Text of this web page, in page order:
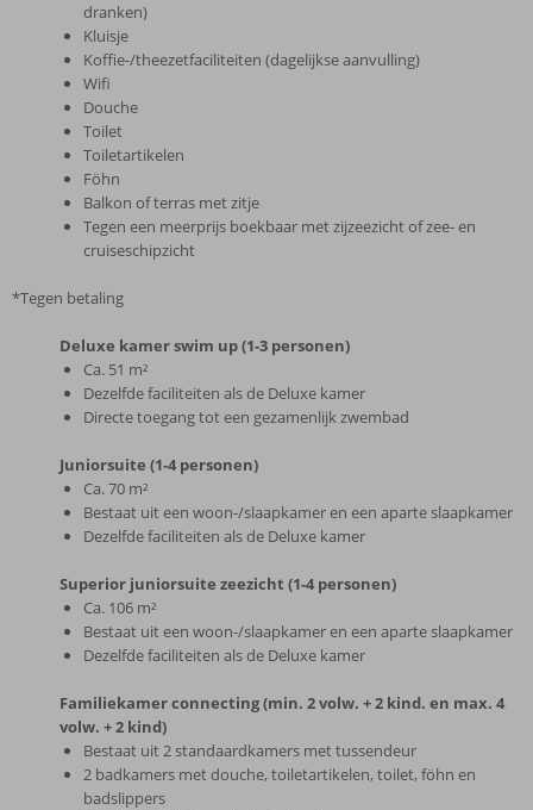
dranken)
Kluisje
Koffie-/theezetfaciliteiten (dagelijkse aanvulling)
Wifi
Douche
Toilet
Toiletartikelen
Föhn
Balkon of terras met zitje
Tegen een meerprijs boekbaar met zijzeezicht of zee- en
cruiseschipzicht
*Tegen betaling
Deluxe kamer swim up (1-3 personen)
Ca. 51 m²
Dezelfde faciliteiten als de Deluxe kamer
Directe toegang tot een gezamenlijk zwembad
Juniorsuite (1-4 personen)
Ca. 70 m²
Bestaat uit een woon-/slaapkamer en een aparte slaapkamer
Dezelfde faciliteiten als de Deluxe kamer
Superior juniorsuite zeezicht (1-4 personen)
Ca. 106 m²
Bestaat uit een woon-/slaapkamer en een aparte slaapkamer
Dezelfde faciliteiten als de Deluxe kamer
Familiekamer connecting (min. 2 volw. + 2 kind. en max. 4
volw. + 2 kind)
Bestaat uit 2 standaardkamers met tussendeur
2 badkamers met douche, toiletartikelen, toilet, föhn en
badslippers